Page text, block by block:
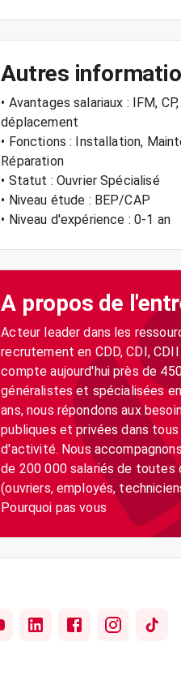
Autres
• Avantages salariaux : IFM,
déplacement
• Fonctions : Installation,
Réparation
• Statut : Ouvrier Spécialisé
• Niveau étude : BEP/CAP
• Niveau d'expérience : 0-1 an
A propos de
Acteur leader dans les
recrutement en CDD, CDI,
compte aujourd'hui près de
généralistes et spécialisées
ans, nous répondons aux
publiques et privées dans
d'activité. Nous
de 200 000 salariés de toutes
(ouvriers, employés,
Pourquoi pas vous